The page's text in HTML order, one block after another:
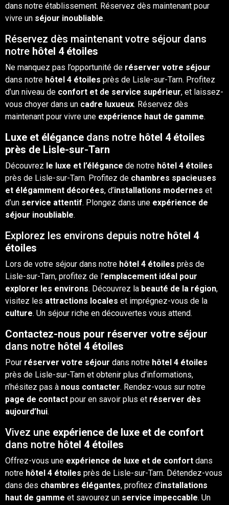
dans notre établissement. Réservez dès maintenant pour
vivre un séjour inoubliable.
Réservez dès maintenant votre séjour dans
notre hôtel 4 étoiles
Ne manquez pas l’opportunité de réserver votre séjour
dans notre hôtel 4 étoiles près de Lisle-sur-Tarn. Profitez
d’un niveau de confort et de service supérieur, et laissez-
vous choyer dans un cadre luxueux. Réservez dès
maintenant pour vivre une expérience haut de gamme.
Luxe et élégance dans notre hôtel 4 étoiles
près de Lisle-sur-Tarn
Découvrez le luxe et l’élégance de notre hôtel 4 étoiles
près de Lisle-sur-Tarn. Profitez de chambres spacieuses
et élégamment décorées, d’installations modernes et
d’un service attentif. Plongez dans une expérience de
séjour inoubliable.
Explorez les environs depuis notre hôtel 4
étoiles
Lors de votre séjour dans notre hôtel 4 étoiles près de
Lisle-sur-Tarn, profitez de l’emplacement idéal pour
explorer les environs. Découvrez la beauté de la région,
visitez les attractions locales et imprégnez-vous de la
culture. Un séjour riche en découvertes vous attend.
Contactez-nous pour réserver votre séjour
dans notre hôtel 4 étoiles
Pour réserver votre séjour dans notre hôtel 4 étoiles
près de Lisle-sur-Tarn et obtenir plus d’informations,
n’hésitez pas à nous contacter. Rendez-vous sur notre
page de contact pour en savoir plus et réserver dès
aujourd’hui.
Vivez une expérience de luxe et de confort
dans notre hôtel 4 étoiles
Offrez-vous une expérience de luxe et de confort dans
notre hôtel 4 étoiles près de Lisle-sur-Tarn. Détendez-vous
dans des chambres élégantes, profitez d’installations
haut de gamme et savourez un service impeccable. Un